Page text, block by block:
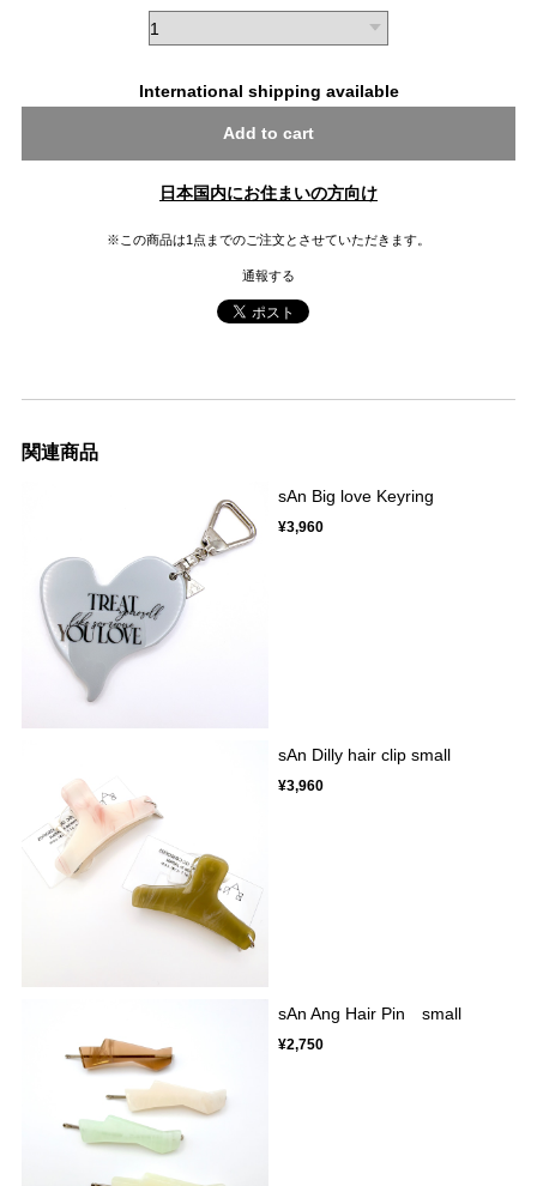
International shipping available
Add to cart
日本国内にお住まいの方向け
※この商品は1点までのご注文とさせていただきます。
通報する
関連商品
sAn Big love Keyring
¥3,960
sAn Dilly hair clip small
¥3,960
sAn Ang Hair Pin small
¥2,750